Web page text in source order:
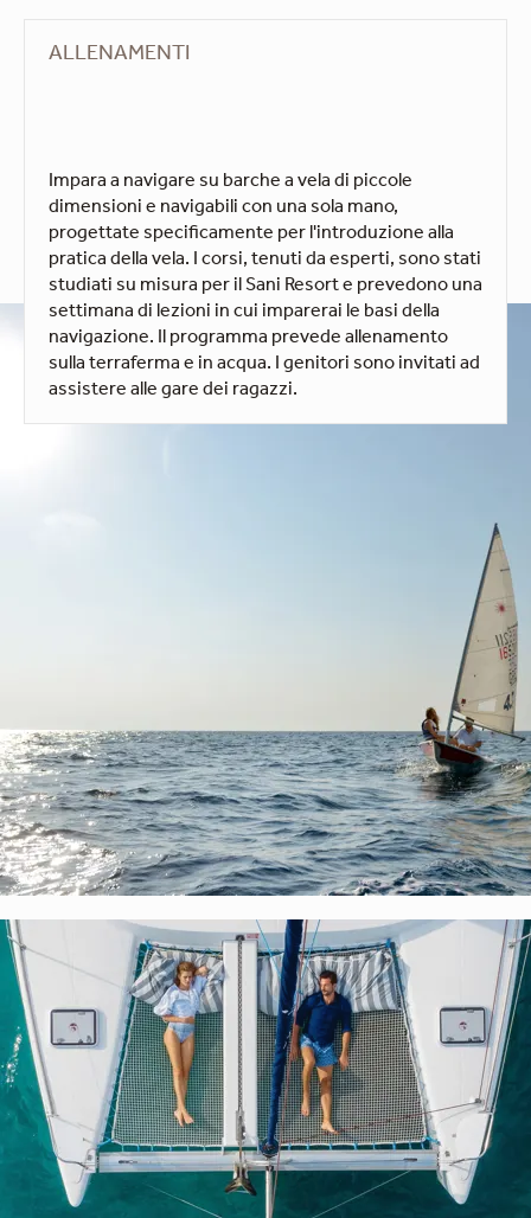
ALLENAMENTI
Impara a navigare su barche a vela di piccole
dimensioni e navigabili con una sola mano,
progettate specificamente per l'introduzione alla
pratica della vela. I corsi, tenuti da esperti, sono stati
studiati su misura per il Sani Resort e prevedono una
settimana di lezioni in cui imparerai le basi della
navigazione. Il programma prevede allenamento
sulla terraferma e in acqua. I genitori sono invitati ad
assistere alle gare dei ragazzi.